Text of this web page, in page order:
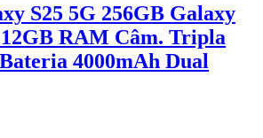
S25 5G 256GB Galaxy
RAM Câm. Tripla
4000mAh Dual